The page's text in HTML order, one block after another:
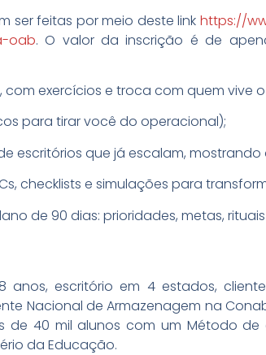
ser feitas por meio deste link https://
oab. O valor da inscrição é de
exercícios e troca com quem vive
para tirar você do operacional);
escritórios que já escalam, mostrando
checklists e simulações para
de 90 dias: prioridades, metas,
anos, escritório em 4 estados,
Nacional de Armazenagem na
de 40 mil alunos com um Método
da Educação.